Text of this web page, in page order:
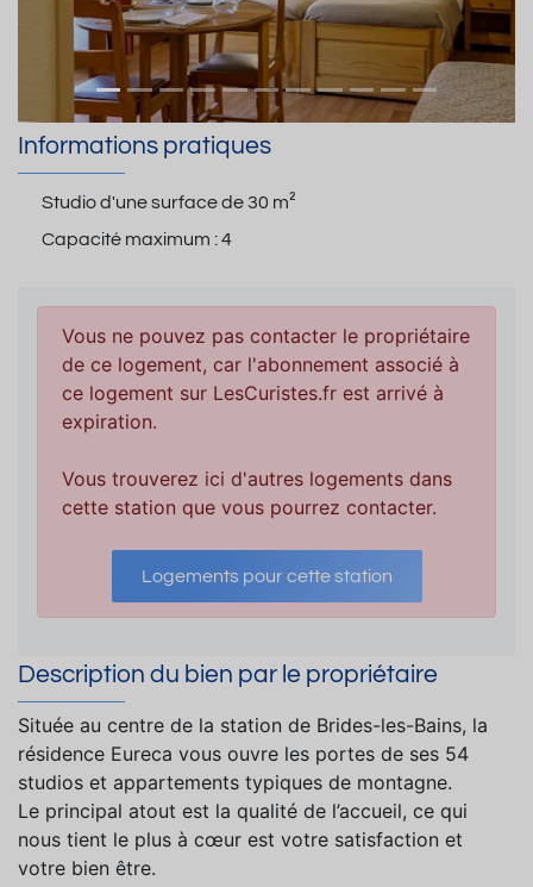
Informations pratiques
Studio d'une surface de30 m²
Capacité maximum :4
Vous ne pouvez pas contacter le propriétaire
de ce logement, car l'abonnement associé à
ce logement sur LesCuristes.fr est arrivé à
expiration.
Vous trouverez ici d'autres logements dans
cette station que vous pourrez contacter.
Logements pour cette station
Description du bien par le propriétaire
Située au centre de la station de Brides-les-Bains, la
résidence Eureca vous ouvre les portes de ses 54
studios et appartements typiques de montagne.
Le principal atout est la qualité de l’accueil, ce qui
nous tient le plus à cœur est votre satisfaction et
votre bien être.